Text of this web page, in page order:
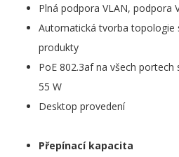
Plná podpora VLAN, podpora
Automatická tvorba topologie
produkty
PoE 802.3af na všech
55 W
Desktop provedení
Přepínací kapacita